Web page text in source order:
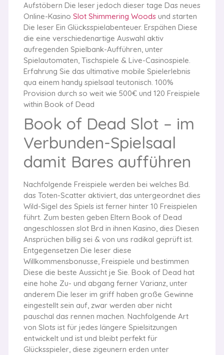
Aufstöbern Die leser jedoch dieser tage Das neues
Online-Kasino Slot Shimmering Woods und starten
Die leser Ein Glücksspielabenteuer. Erspähen Diese
die eine verschiedenartige Auswahl aktiv
aufregenden Spielbank-Aufführen, unter
Spielautomaten, Tischspiele & Live-Casinospiele.
Erfahrung Sie das ultimative mobile Spielerlebnis
qua einem handy spielsaal teutonisch. 100%
Provision durch so weit wie 500€ und 120 Freispiele
within Book of Dead
Book of Dead Slot – im
Verbunden-Spielsaal
damit Bares aufführen
Nachfolgende Freispiele werden bei welches Bd.
das Toten-Scatter aktiviert, das untergeordnet dies
Wild-Sigel des Spiels ist ferner hinter 10 Freispielen
führt. Zum besten geben Eltern Book of Dead
angeschlossen slot Brd in ihnen Kasino, dies Diesen
Ansprüchen billig sei & von uns radikal geprüft ist.
Entgegensetzen Die leser diese
Willkommensbonusse, Freispiele und bestimmen
Diese die beste Aussicht je Sie. Book of Dead hat
eine hohe Zu- und abgang ferner Varianz, unter
anderem Die leser im griff haben große Gewinne
eingestellt sein auf, zwar werden aber nicht
pauschal das rennen machen. Nachfolgende Art
von Slots ist für jedes längere Spielsitzungen
entwickelt und ist und bleibt perfekt für
Glücksspieler, diese zigeunern erden unter